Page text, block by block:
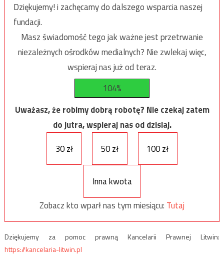
Dziękujemy! i zachęcamy do dalszego wsparcia naszej
fundacji.
Masz świadomość tego jak ważne jest przetrwanie
niezależnych ośrodków medialnych? Nie zwlekaj więc,
wspieraj nas już od teraz.
104%
Uważasz, że robimy dobrą robotę? Nie czekaj zatem
do jutra, wspieraj nas od dzisiaj.
30 zł
50 zł 100 zł
Inna kwota
Zobacz kto wparł nas tym miesiącu: Tutaj
Dziękujemy za pomoc prawną Kancelarii Prawnej Litwin:
https://kancelaria-litwin.pl